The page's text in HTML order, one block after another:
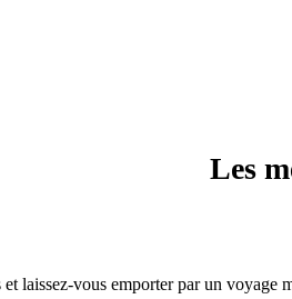
Les
laissez-vous emporter par un voyage